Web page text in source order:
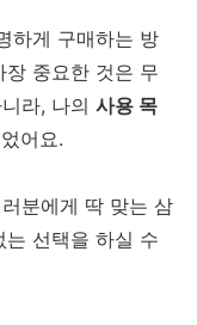
하게 구매하는 방
중요한 것은 무
라, 나의 사용 목
어요.
분에게 딱 맞는 삼
선택을 하실 수